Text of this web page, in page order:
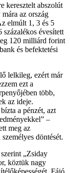
keresztelt abszolút
az ország
elmúlt 1, 3 és 5
évesített
120 milliárd forint
és befektetési
lelkileg, ezért már
ezt a
több,
az ideje.
a pénzét, azt
–
meg az
döntését.
„Zsiday
köztük nagy
Fájó